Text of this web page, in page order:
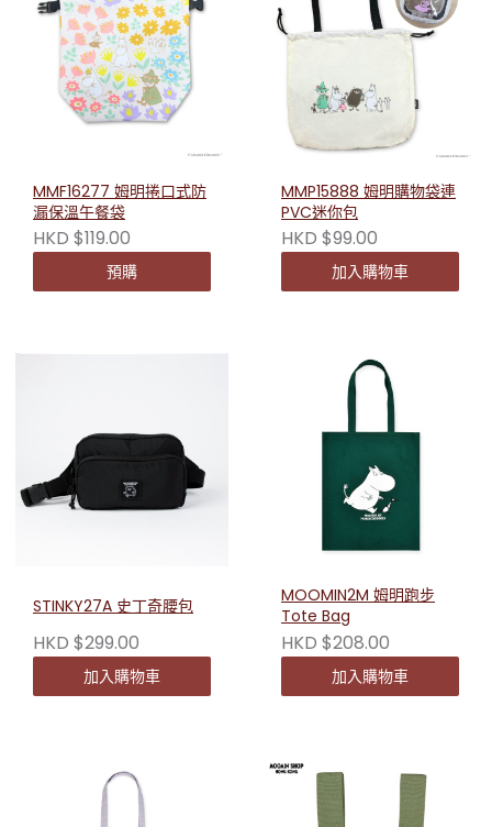
MMF16277 姆明捲口式防
漏保溫午餐袋
HKD $119.00
預購
MMP15888 姆明購物袋連
PVC迷你包
HKD $99.00
加入購物車
STINKY27A 史丁奇腰包
HKD $299.00
加入購物車
MOOMIN2M 姆明跑步
Tote Bag
HKD $208.00
加入購物車